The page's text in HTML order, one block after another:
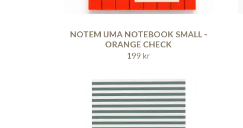
NOTEM UMA NOTEBOOK SMALL -
ORANGE CHECK
199 kr